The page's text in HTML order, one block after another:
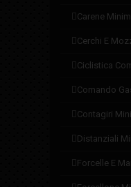
carene
cerchi e
ciclistica
comando
contagiri
distanziali
forcelle e